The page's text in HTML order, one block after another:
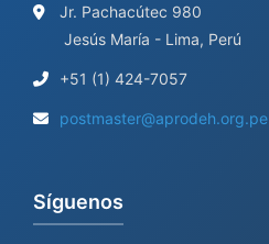
Jr. Pachacútec 980
Jesús María - Lima, Perú
+51 (1) 424-7057
postmaster@aprodeh.org.pe
Síguenos